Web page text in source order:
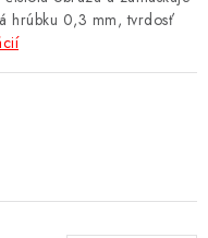
hrúbku 0,3 mm, tvrdosť